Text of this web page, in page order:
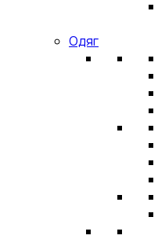
Одяг